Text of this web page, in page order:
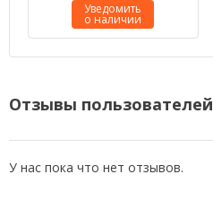
Уведомить
о наличии
Отзывы пользователей
У нас пока что нет отзывов.